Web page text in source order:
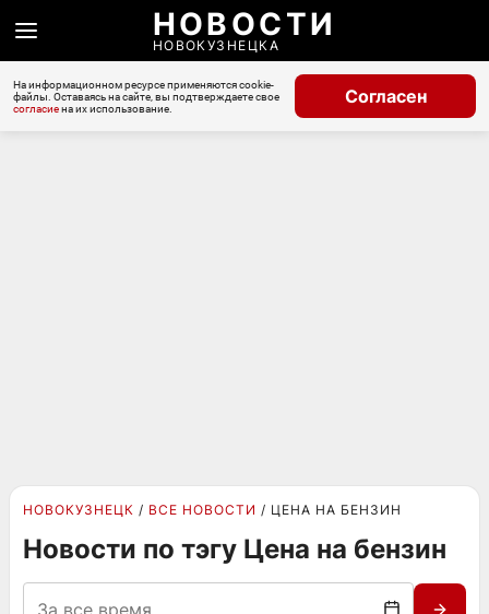
НОВОСТИ
НОВОКУЗНЕЦКА
На информационном ресурсе применяются cookie-
файлы. Оставаясь на сайте, вы подтверждаете свое
согласиена их использование.
Согласен
НОВОКУЗНЕЦК ВСЕ НОВОСТИ ЦЕНА НА БЕНЗИН
Новости по тэгу Цена на бензин